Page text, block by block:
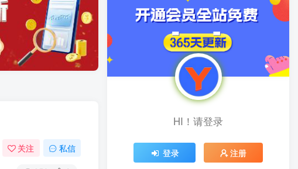
关注 私信
HI！请登录
登录 注册